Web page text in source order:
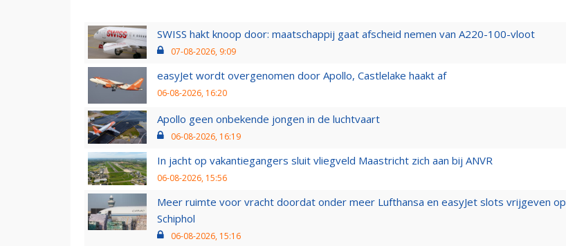
SWISS hakt knoop door: maatschappij gaat afscheid nemen van A220-100-vloot
07-08-2026, 9:09
easyJet wordt overgenomen door Apollo, Castlelake haakt af
06-08-2026, 16:20
Apollo geen onbekende jongen in de luchtvaart
06-08-2026, 16:19
In jacht op vakantiegangers sluit vliegveld Maastricht zich aan bij ANVR
06-08-2026, 15:56
Meer ruimte voor vracht doordat onder meer Lufthansa en easyJet slots vrijgeven op
Schiphol
06-08-2026, 15:16